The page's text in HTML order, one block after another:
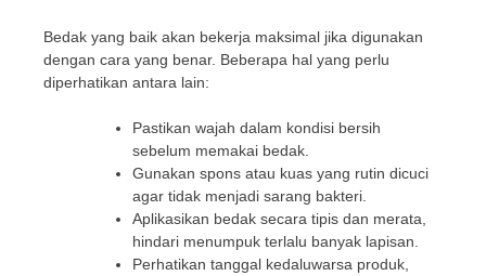
Bedak yang baik akan bekerja maksimal jika digunakan
dengan cara yang benar. Beberapa hal yang perlu
diperhatikan antara lain:
Pastikan wajah dalam kondisi bersih
sebelum memakai bedak.
Gunakan spons atau kuas yang rutin dicuci
agar tidak menjadi sarang bakteri.
Aplikasikan bedak secara tipis dan merata,
hindari menumpuk terlalu banyak lapisan.
Perhatikan tanggal kedaluwarsa produk,